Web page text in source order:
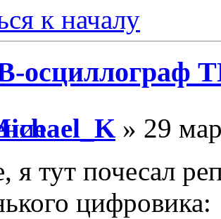
к началу
осциллограф
» 29
тут почесал
цифровика: